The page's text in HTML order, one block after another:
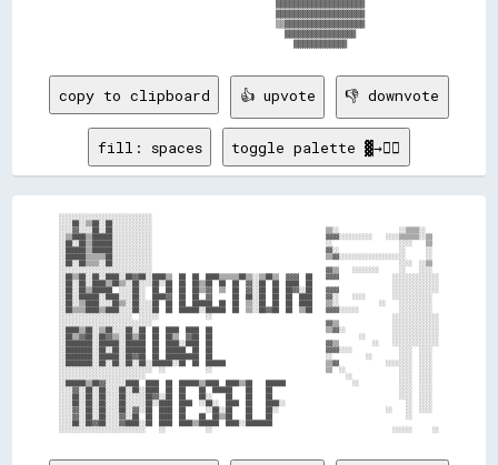
                                            ▓▓▓▓▓▓▓▓▓▓▓▓▓▓▓▓▓▓▓▓
                                            ▓▓▓▓▓▓▓▓▓▓▓▓▓▓▓▓▓▓▓▓
                                            ▒▒▓▓▓▓▓▓▓▓▓▓▓▓▓▓▓▓▓▓
                                              ▓▓▓▓▓▓▓▓▓▓▓▓▓▓▓▓
copy to clipboard 👍 upvote 👎 downvote
fill: spaces toggle palette ▓→✊🏽
░░░░░░░░░░░░░░░░░░░░░░░░░░░░
░░░░██░░▒▒██░░██░░░░░░░░░░░░
░░░░▓▓░░░░██░░██░░░░░░░░░░░░                                                    ▒▒░░                  ░░▒▒▒▒░░
░░▒▒████▒▒██████░░░░░░░░░░░░                                                    ▓▓▓▓░░░░░░░░░░    ░░░░▒▒▒▒▒▒░░▒▒
░░██░░██▒▒██████░░░░░░░░░░░░                                                    ░░                    ░░░░    ▒▒
░░██████▒▒██████░░░░░░░░░░░░                                                    ▓▓░░                  ░░      ░░
░░██████▒▒▒▒▒▒██░░░░░░░░░░░░                                                    ▒▒▓▓░░░░░░░░░░░░░░░░░░░░      ░░
░░██░░██▒▒▒▒░░██░░░░░░░░░░░░                                                                          ░░░░  ░░▒▒
░░░░░░░░░░░░░░░░░░░░░░░░░░░░                                                    ▓▓▒▒    ░░░░░░░░      ░░    ░░░░
░░██▒▒██░░██░░████░░██▓▓██░░████▒▒  ██  ██  ████▒▒▒▒▒▒██▒▒░░▒▒██▒▒  ▓▓▓▓  ██    ▓▓▓▓                ░░░░░░░░░░░░░░
░░██░░██░░████▒▒██▒▒░░██░░░░██░░██  ██  ██▒▒██  ██  ██  ▓▓░░██  ██  ████  ██                        ░░░░░░░░░░░░░░
░░██░░██▒▒██████  ░░░░██░░  ██  ██  ██  ██▒▒▓▓  ▒▒  ██  ▓▓░░██  ██  ██▓▓░░██    ▓▓▓▓                ░░░░░░░░░░░░░░
░░██░░██████░░████░░░░██░░  ████▓▓  ██  ██  ▓▓      ██  ██░░██  ██  ██  ████    ▓▓░░    ░░░░        ░░░░░░░░░░░░
░░██░░▒▒████░░░░██▒▒░░██░░░░██  ██  ██  ██████  ██  ██  ▒▒░░██  ██  ██  ████    ▒▒░░            ░░    ░░░░░░░░░░
░░██▒▒▒▒████▒▒████░░░░██░░░░██  ██  ██████░░██████  ██  ▒▒░░██▓▓██  ██  ▒▒██    ▓▓▓▓░░░░░░            ░░░░░░░░░░
░░░░░░░░░░░░░░░░░░░░░░  ░░░░░░              ░░                                                      ░░░░░░░░░░░░░░
░░░░░░░░░░░░░░░░░░░░░░░░░░░░                                                    ▓▓▒▒                ░░░░░░░░░░░░░░
░░████▒▒██░░▒▒██░░░░██░░██  ██  ████  ████  ██                                  ▒▒▓▓░░              ░░░░░░░░░░░░░░
░░██▒▒▓▓██░░██▓▓▒▒░░██▒▒██  ██  ██▒▒  ▓▓██  ██                                            ░░        ░░░░░░░░░░░░░░
░░████████░░██████░░██████  ██  ████░░████  ██                                  ▓▓▒▒          ░░    ░░░░░░░░░░░░░░
░░████████░░██░░██░░██████  ██  ██████  ██  ██                                  ▓▓▓▓░░░░              ░░░░  ░░░░
░░████████░░██████░░██▓▓██  ██  ██████████  ██                                  ░░          ░░        ░░░░  ░░░░
░░████████░░██░░██░░██░░██░░██████░░██  ██  ██████                              ▒▒▓▓              ░░░░░░░░  ░░░░
░░░░░░░░░░░░░░░░░░░░░░░░░░░░  ░░            ░░                                  ▒▒  ░░                ░░░░  ░░░░
░░░░░░░░░░░░░░░░░░░░░░░░░░                                                            ░░              ░░░░  ░░░░
░░██████▒▒██▓▓░░░░░░████  ████  ██  ██████▒▒████  ████▒▒██    ██████                    ░░            ░░░░  ░░░░
░░░░▓▓░░██░░██░░░░██░░██░░████  ██  ██    ██  ██████    ██    ██                                      ░░░░  ░░░░
░░░░██░░██░░██░░░░██░░░░░░██▓▓░░██  ██    ██░░    ██    ██    ██                                      ░░░░  ░░░░
░░░░██░░██░░██░░░░██░░░░░░██░░████  ████  ░░██░░  ████  ██    ████░░                                    ░░  ░░░░
░░░░▓▓░░██░░██░░░░██░░▓▓░░██  ████  ██      ░░██░░██    ██    ██░░                                ░░    ░░  ░░░░
░░░░▓▓░░██░░██░░░░▓▓░░██  ██  ████  ██    ██  ██▒▒██    ██    ██                                        ░░
░░░░██░░██▓▓██░░░░▓▓████░░██  ████  ████▒▒██████  ████░░████████